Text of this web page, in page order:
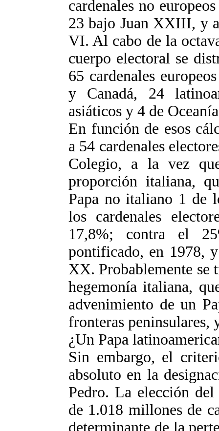
cardenales no
23 bajo Juan XXIII, y
VI. Al cabo de la
cuerpo electoral se
65 cardenales
y Canadá, 24
asiáticos y 4 de
En función de esos
a 54 cardenales
Colegio, a la vez
proporción italiana,
Papa no italiano 1 de
los cardenales
17,8%; contra el
pontificado, en 1978,
XX. Probablemente se
hegemonía italiana,
advenimiento de un
fronteras peninsulares,
¿Un Papa
Sin embargo, el
absoluto en la
Pedro. La elección
de 1.018 millones de
determinante de la